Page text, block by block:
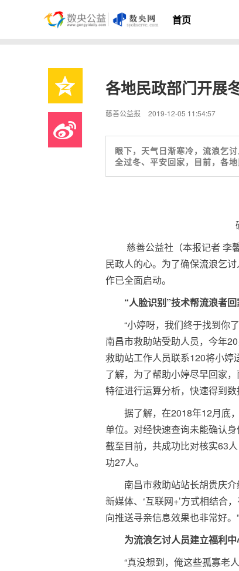
首页
各地民政部门开展
慈善公益报 2019-12-05 11:54:57
眼下，天气日渐寒冷，流浪乞
全过冬、平安回家，目前，各
慈善公益社（本报记者 李
民政人的心。为了确保流浪乞
作已全面启动。
“人脸识别”技术帮流浪者
“小婷呀，我们终于找到你
南昌市救助站受助人员，今年
救助站工作人员联系120将小
了解，为了帮助小婷尽早回家
特征进行运算分析，快速得到
据了解，在2018年12月底
单位。对经快速查询未能确认
截至目前，共成功比对核实63
功27人。
南昌市救助站站长胡贵庆
新媒体、‘互联网+’方式相结合
向推送寻亲信息效果也非常好。”
为流浪乞讨人员建立福利
“真没想到，俺这些孤寡老